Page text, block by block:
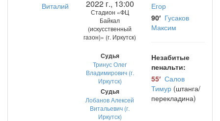
Виталий
2022 г., 13:00
Стадион «ФЦ
Байкал
(искусственный
газон)» (г. Иркутск)
Судья
Тринус Олег
Владимирович (г.
Иркутск)
Судья
Лобанов Алексей
Витальевич (г.
Иркутск)
Егор
90′ Гусаков
Максим
Незабитые
пенальти:
55′ Салов
Тимур (штанга/
перекладина)